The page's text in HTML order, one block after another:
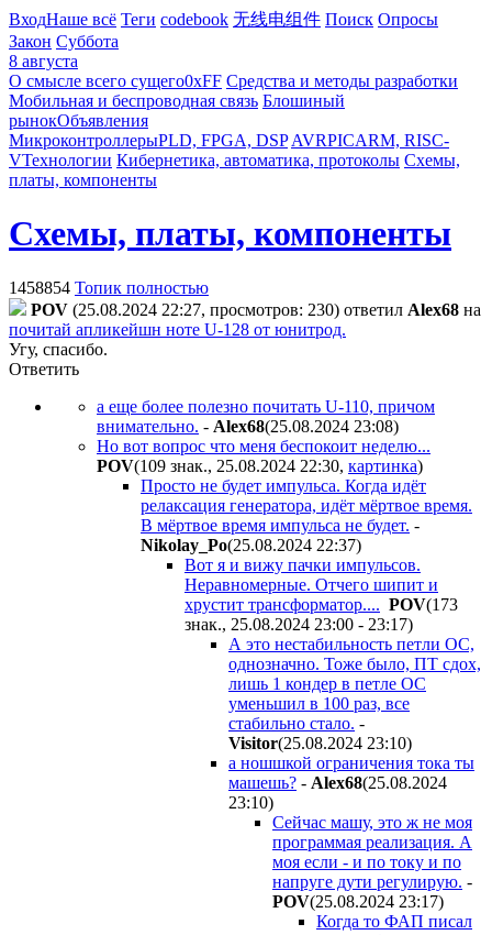
ВходНаше всё Теги codebook 无线电组件 Поиск Опросы
Закон Суббота
8 августа
О смысле всего сущего0xFF Средства и методы разработки
Мобильная и беспроводная связь Блошиный
рынокОбъявления
МикроконтроллерыPLD, FPGA, DSP AVRPICARM, RISC-
VТехнологии Кибернетика, автоматика, протоколы Схемы,
платы, компоненты
Схемы, платы, компоненты
1458854 Топик полностью
POV (25.08.2024 22:27, просмотров: 230) ответил Alex68 на
почитай апликейшн ноте U-128 от юнитрод.
Угу, спасибо.
Ответить
а еще более полезно почитать U-110, причом
внимательно. - Alex68(25.08.2024 23:08)
Но вот вопрос что меня беспокоит неделю...
POV(109 знак., 25.08.2024 22:30, картинка)
Просто не будет импульса. Когда идёт
релаксация генератора, идёт мёртвое время.
В мёртвое время импульса не будет. -
Nikolay_Po(25.08.2024 22:37)
Вот я и вижу пачки импульсов.
Неравномерные. Отчего шипит и
хрустит трансформатор.... POV(173
знак., 25.08.2024 23:00 - 23:17)
А это нестабильность петли ОС,
однозначно. Тоже было, ПТ сдох,
лишь 1 кондер в петле ОС
уменьшил в 100 раз, все
стабильно стало. -
Visitor(25.08.2024 23:10)
а ношшкой ограничения тока ты
машешь? - Alex68(25.08.2024
23:10)
Сейчас машу, это ж не моя
программая реализация. А
моя если - и по току и по
напруге дути регулирую. -
POV(25.08.2024 23:17)
Когда то ФАП писал